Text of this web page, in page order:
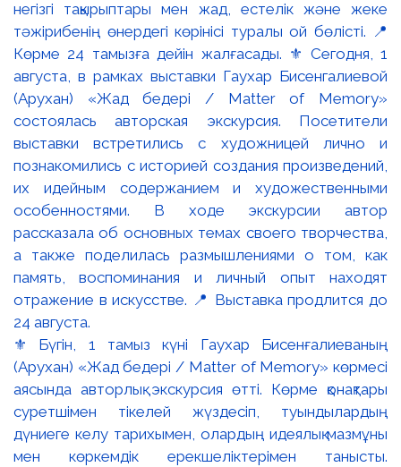
⚜️ Бүгін, 1 тамыз күні Гаухар Бисенғалиеваның
(Арухан) «Жад бедері / Matter of Memory» көрмесі
аясында авторлық экскурсия өтті. Көрме қонақтары
суретшімен тікелей жүздесіп, туындылардың
дүниеге келу тарихымен, олардың идеялық мазмұны
мен көркемдік ерекшеліктерімен танысты.